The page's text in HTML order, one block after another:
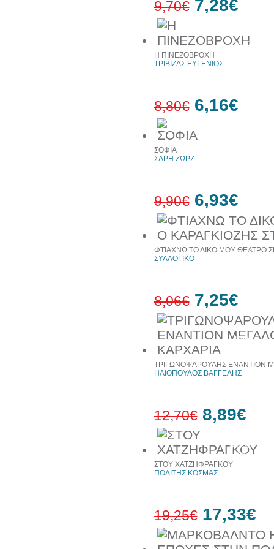
25%
9,70€ 7,28€
Η ΠΙΝΕΖΟΒΡΟΧΗ
ΤΡΙΒΙΖΑΣ ΕΥΓΕΝΙΟΣ
8,80€ 6,16€
έκπτωση
ΣΟΦΙΑ
ΣΑΡΗ ΖΩΡΖ
9,90€ 6,93€
10%
ΦΤΙΑΧΝΩ ΤΟ ΔΙΚΟ ΜΟΥ ΘΕΑΤΡΟ
ΣΥΛΛΟΓΙΚΟ
8,06€ 7,25€
έκπτωση
web
ΤΡΙΓΩΝΟΨΑΡΟΥΛΗΣ ΕΝΑΝΤΙΟΝ
ΗΛΙΟΠΟΥΛΟΣ ΒΑΓΓΕΛΗΣ
12,70€ 8,89€
ΣΤΟΥ ΧΑΤΖΗΦΡΑΓΚΟΥ
ΠΟΛΙΤΗΣ ΚΟΣΜΑΣ
19,25€ 17,33€